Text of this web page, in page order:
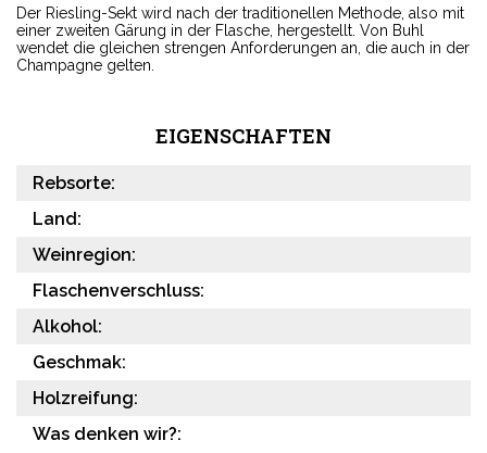
Der Riesling-Sekt wird nach der traditionellen Methode, also mit
einer zweiten Gärung in der Flasche, hergestellt. Von Buhl
wendet die gleichen strengen Anforderungen an, die auch in der
Champagne gelten.
EIGENSCHAFTEN
Rebsorte:
Land:
Weinregion:
Flaschenverschluss:
Alkohol:
Geschmak:
Holzreifung:
Was denken wir?: